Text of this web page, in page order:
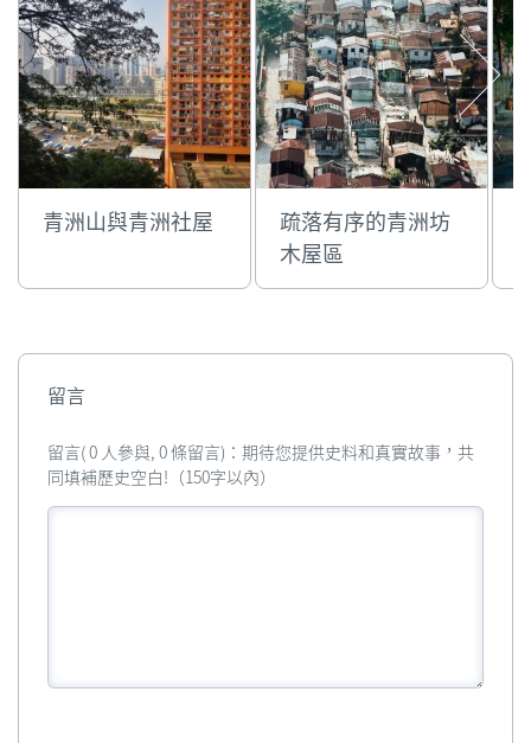
青洲山與青洲社屋
疏落有序的青洲坊
木屋區
留言
留言( 0 人參與, 0 條留言)：期待您提供史料和真實故事，共
同填補歷史空白!（150字以內）